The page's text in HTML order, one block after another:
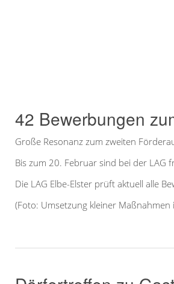
42 Bewerbungen
Große Resonanz zum zweiten
Bis zum 20. Februar sind bei der
Die LAG Elbe-Elster prüft aktuell alle
(Foto: Umsetzung kleiner Maßnahmen